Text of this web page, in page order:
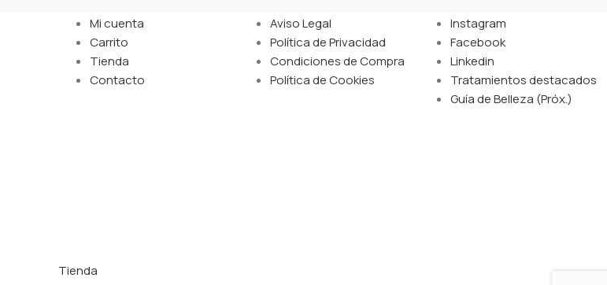
Mi cuenta
Carrito
Tienda
Contacto
Aviso Legal
Política de Privacidad
Condiciones de Compra
Política de Cookies
Instagram
Facebook
Linkedin
Tratamientos destacados
Guía de Belleza (Próx.)
Tienda